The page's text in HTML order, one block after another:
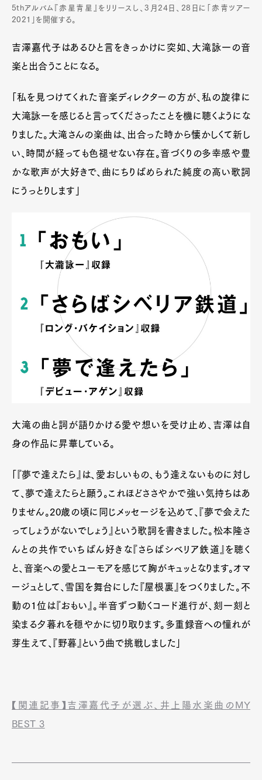
5thアルバム『赤星青星』をリリースし、3月24日、28日に「赤青ツアー
2021」を開催する。
吉澤嘉代子はあるひと言をきっかけに突如、大滝詠一の音
楽と出合うことになる。
「私を見つけてくれた音楽ディレクターの方が、私の旋律に
大滝詠一を感じると言ってくださったことを機に聴くようにな
りました。大滝さんの楽曲は、出合った時から懐かしくて新し
い、時間が経っても色褪せない存在。音づくりの多幸感や豊
かな歌声が大好きで、曲にちりばめられた純度の高い歌詞
にうっとりします」
大滝の曲と詞が語りかける愛や想いを受け止め、吉澤は自
身の作品に昇華している。
「『夢で逢えたら』は、愛おしいもの、もう逢えないものに対し
て、夢で逢えたらと願う。これほどささやかで強い気持ちはあ
りません。20歳の頃に同じメッセージを込めて、『夢で会えた
ってしょうがないでしょう』という歌詞を書きました。松本隆さ
んとの共作でいちばん好きな『さらばシベリア鉄道』を聴く
と、音楽への愛とユーモアを感じて胸がキュッとなります。オマ
ージュとして、雪国を舞台にした『屋根裏』をつくりました。不
動の1位は『おもい』。半音ずつ動くコード進行が、刻一刻と
染まる夕暮れを穏やかに切り取ります。多重録音への憧れが
芽生えて、『野暮』という曲で挑戦しました」
【関連記事】吉澤嘉代子が選ぶ、井上陽水楽曲のMY
BEST 3